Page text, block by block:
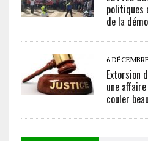
politiques
de la
6
Extorsion
une
couler